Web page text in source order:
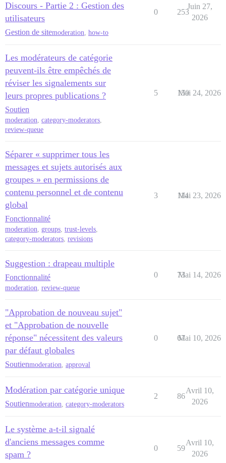
Discours - Partie 2 : Gestion des
utilisateurs
Gestion de sitemoderation how-to
0 253
Juin 27,
2026
Les modérateurs de catégorie
peuvent-ils être empêchés de
réviser les signalements sur
leurs propres publications ?
Soutien
moderation, category-moderators,
review-queue
5 150
Mai 24, 2026
Séparer « supprimer tous les
messages et sujets autorisés aux
groupes » en permissions de
contenu personnel et de contenu
global
Fonctionnalité
moderation, groups, trust-levels,
category-moderators, revisions
3 114
Mai 23, 2026
Suggestion : drapeau multiple
Fonctionnalité
moderation, review-queue
0 73
Mai 14, 2026
"Approbation de nouveau sujet"
et "Approbation de nouvelle
réponse" nécessitent des valeurs
par défaut globales
Soutienmoderation approval
0 67
Mai 10, 2026
Modération par catégorie unique
Soutienmoderation category-moderators
2 86
Avril 10,
2026
Le système a-t-il signalé
d'anciens messages comme
spam ?
0 59
Avril 10,
2026